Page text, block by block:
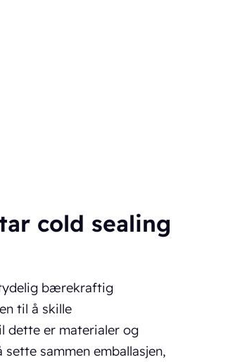
cold sealing
bærekraftig
til å skille
dette er materialer og
sammen emballasjen,